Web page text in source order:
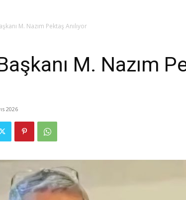
M. Nazım Pektaş Anılıyor
M. Nazım
2026